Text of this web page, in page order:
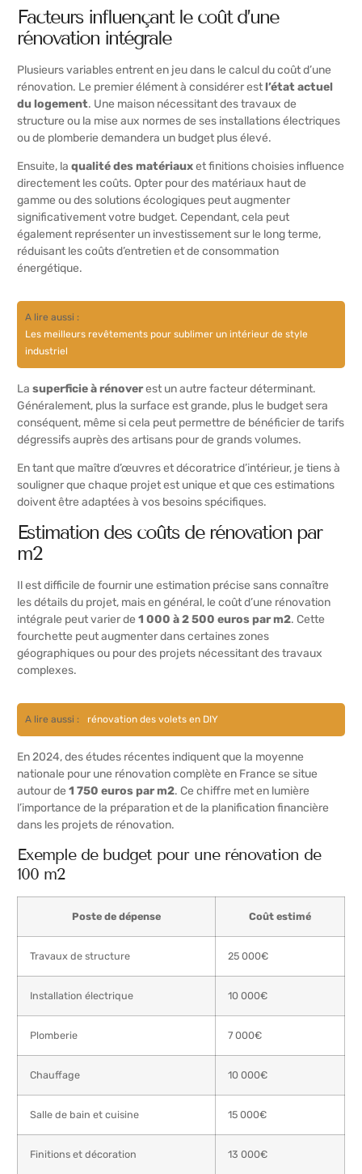
Facteurs influençant le coût d’une
rénovation intégrale
Plusieurs variables entrent en jeu dans le calcul du coût d’une
rénovation. Le premier élément à considérer estl’état actuel
du logement. Une maison nécessitant des travaux de
structure ou la mise aux normes de ses installations électriques
ou de plomberie demandera un budget plus élevé.
Ensuite, la qualité des matériauxet finitions choisies influence
directement les coûts. Opter pour des matériaux haut de
gamme ou des solutions écologiques peut augmenter
significativement votre budget. Cependant, cela peut
également représenter un investissement sur le long terme,
réduisant les coûts d’entretien et de consommation
énergétique.
A lire aussi :
Les meilleurs revêtements pour sublimer un intérieur de style
industriel
La superficie à rénoverest un autre facteur déterminant.
Généralement, plus la surface est grande, plus le budget sera
conséquent, même si cela peut permettre de bénéficier de tarifs
dégressifs auprès des artisans pour de grands volumes.
En tant que maître d’œuvres et décoratrice d’intérieur, je tiens à
souligner que chaque projet est unique et que ces estimations
doivent être adaptées à vos besoins spécifiques.
Estimation des coûts de rénovation par
m2
Il est difficile de fournir une estimation précise sans connaître
les détails du projet, mais en général, le coût d’une rénovation
intégrale peut varier de 1 000 à 2 500 euros par m2. Cette
fourchette peut augmenter dans certaines zones
géographiques ou pour des projets nécessitant des travaux
complexes.
A lire aussi : rénovation des volets en DIY
En 2024, des études récentes indiquent que la moyenne
nationale pour une rénovation complète en France se situe
autour de 1 750 euros par m2. Ce chiffre met en lumière
l’importance de la préparation et de la planification financière
dans les projets de rénovation.
Exemple de budget pour une rénovation de
100 m2
Poste de dépense Coût estimé
Travaux de structure 25 000€
Installation électrique 10 000€
Plomberie 7 000€
Chauffage 10 000€
Salle de bain et cuisine 15 000€
Finitions et décoration 13 000€